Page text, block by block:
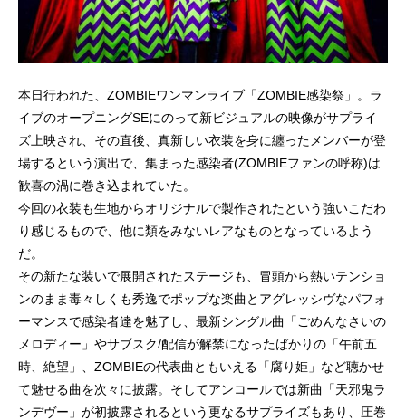
本日行われた、ZOMBIEワンマンライブ「ZOMBIE感染祭」。ラ
イブのオープニングSEにのって新ビジュアルの映像がサプライ
ズ上映され、その直後、真新しい衣装を身に纏ったメンバーが登
場するという演出で、集まった感染者(ZOMBIEファンの呼称)は
歓喜の渦に巻き込まれていた。
今回の衣装も生地からオリジナルで製作されたという強いこだわ
り感じるもので、他に類をみないレアなものとなっているよう
だ。
その新たな装いで展開されたステージも、冒頭から熱いテンショ
ンのまま毒々しくも秀逸でポップな楽曲とアグレッシヴなパフォ
ーマンスで感染者達を魅了し、最新シングル曲「ごめんなさいの
メロディー」やサブスク/配信が解禁になったばかりの「午前五
時、絶望」、ZOMBIEの代表曲ともいえる「腐り姫」など聴かせ
て魅せる曲を次々に披露。そしてアンコールでは新曲「天邪鬼ラ
ンデヴー」が初披露されるという更なるサプライズもあり、圧巻